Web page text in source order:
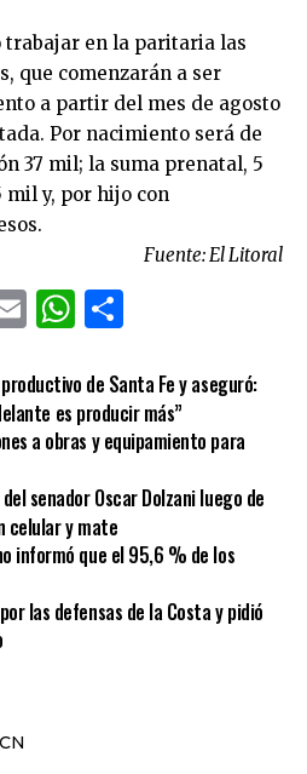
trabajar en la paritaria las
que comenzarán a ser
a partir del mes de agosto
Por nacimiento será de
37 mil; la suma prenatal, 5
y, por hijo con
Fuente: El Litoral
EmailWhatsApp
de Santa Fe y aseguró:
es producir más”
a obras y equipamiento para
senador Oscar Dolzani luego de
celular y mate
informó que el 95,6 % de los
las defensas de la Costa y pidió